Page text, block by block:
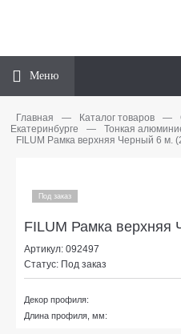
Меню
Главная — Каталог товаров —
Екатеринбурге
— Тонкая
FILUM Рамка верхняя Черный 6 м.
Под заказ
FILUM Рамка верхняя
Артикул: 092497
Статус: Под заказ
Декор профиля:
Длина профиля, мм: